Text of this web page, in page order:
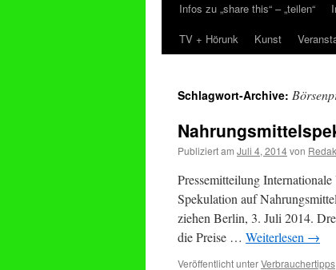
Zum
Inhalt
Infos zu „share this“ – „teilen“
TV + Hörunk
Kunst
Schlagwort-Archive:
Publiziert am Juli 4, 2014von
Pressemitteilung
Spekulation auf
ziehen Berlin, 3. Juli 2014.
die Preise … Weiterlesen →
Veröffentlicht unterVerbrauchertipps